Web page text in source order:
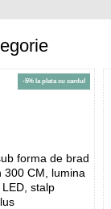
-5% la plata cu cardul
forma de brad
300 CM, lumina
stalp